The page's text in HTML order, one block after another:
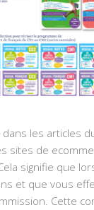
les articles
sites de
signifie que
et que vous
Cette